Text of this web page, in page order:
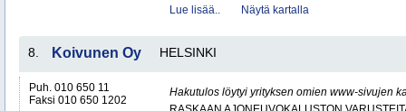
Lue lisää..
Näytä kartalla
8. Koivunen Oy HELSINKI
Puh. 010 650 11
Faksi 010 650 1202
Hakutulos löytyi yrityksen omien www-sivujen